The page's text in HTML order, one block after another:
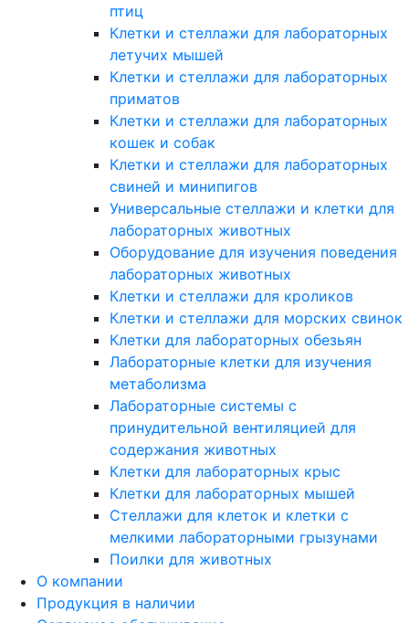
птиц
Клетки и стеллажи для лабораторных
летучих мышей
Клетки и стеллажи для лабораторных
приматов
Клетки и стеллажи для лабораторных
кошек и собак
Клетки и стеллажи для лабораторных
свиней и минипигов
Универсальные стеллажи и клетки для
лабораторных животных
Оборудование для изучения поведения
лабораторных животных
Клетки и стеллажи для кроликов
Клетки и стеллажи для морских свинок
Клетки для лабораторных обезьян
Лабораторные клетки для изучения
метаболизма
Лабораторные системы с
принудительной вентиляцией для
содержания животных
Клетки для лабораторных крыс
Клетки для лабораторных мышей
Стеллажи для клеток и клетки с
мелкими лабораторными грызунами
Поилки для животных
О компании
Продукция в наличии